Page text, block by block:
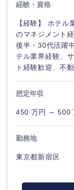
経験・資格
【経験】 ホテ
のマネジメント
後半・30代活躍
テル業界経験、
ト経験歓迎、不
想定年収
450 万円 ～ 500
勤務地
東京都新宿区